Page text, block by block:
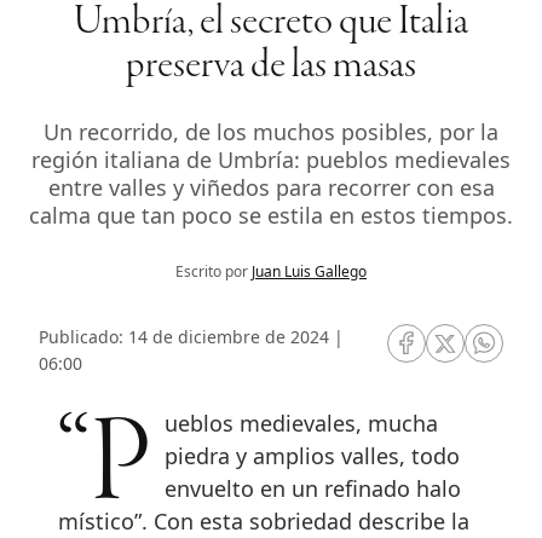
Umbría, el secreto que Italia
preserva de las masas
Un recorrido, de los muchos posibles, por la
región italiana de Umbría: pueblos medievales
entre valles y viñedos para recorrer con esa
calma que tan poco se estila en estos tiempos.
Escrito por Juan Luis Gallego
Publicado: 14 de diciembre de 2024 |
06:00
RRSS Facebook
RRSSRRSS
“Pueblos medievales, mucha
piedra y amplios valles, todo
envuelto en un refinado halo
místico”. Con esta sobriedad describe la